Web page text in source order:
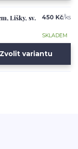
Lišky, sv.
450 Kč/ks
SKLADEM
Zvolit variantu